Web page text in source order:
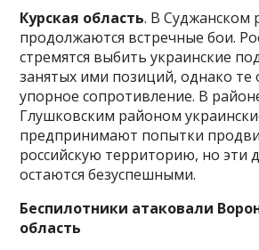
Курская область. В Суджанском
продолжаются встречные бои.
стремятся выбить украинские
занятых ими позиций, однако те
упорное сопротивление. В
Глушковским районом
предпринимают попытки
российскую территорию, но эти
остаются безуспешными.
Беспилотники атаковали
область